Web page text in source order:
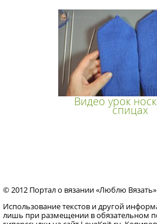
Видео урок
спицах
© 2012 Портал о вязании «Люблю
Использование текстов и другой
лишь при размещении в обязательном